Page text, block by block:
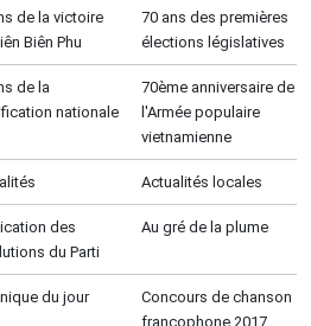
de la victoire
Biên Phu
70 ans des premières
élections législatives
de la
nationale
70ème anniversaire de
l'Armée populaire
vietnamienne
Actualités locales
des
du Parti
Au gré de la plume
du jour
Concours de chanson
francophone 2017